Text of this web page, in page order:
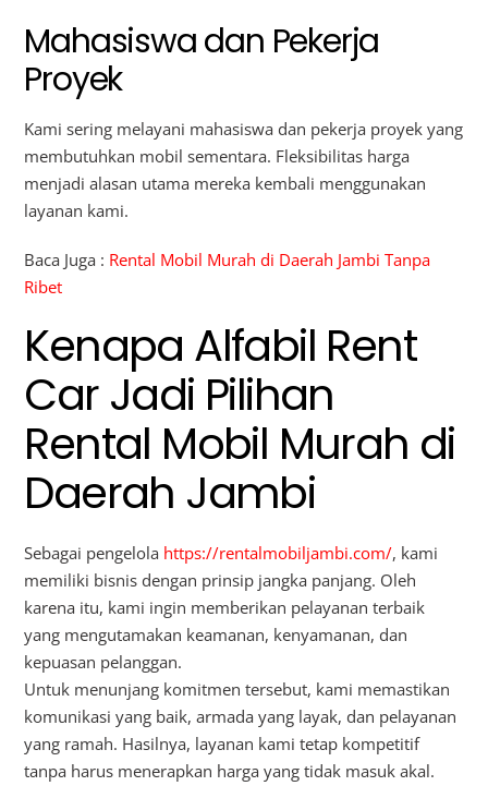
Mahasiswa dan Pekerja
Proyek
Kami sering melayani mahasiswa dan pekerja proyek yang
membutuhkan mobil sementara. Fleksibilitas harga
menjadi alasan utama mereka kembali menggunakan
layanan kami.
Baca Juga : Rental Mobil Murah di Daerah Jambi Tanpa
Ribet
Kenapa Alfabil Rent
Car Jadi Pilihan
Rental Mobil Murah di
Daerah Jambi
Sebagai pengelola https://rentalmobiljambi.com/, kami
memiliki bisnis dengan prinsip jangka panjang. Oleh
karena itu, kami ingin memberikan pelayanan terbaik
yang mengutamakan keamanan, kenyamanan, dan
kepuasan pelanggan.
Untuk menunjang komitmen tersebut, kami memastikan
komunikasi yang baik, armada yang layak, dan pelayanan
yang ramah. Hasilnya, layanan kami tetap kompetitif
tanpa harus menerapkan harga yang tidak masuk akal.